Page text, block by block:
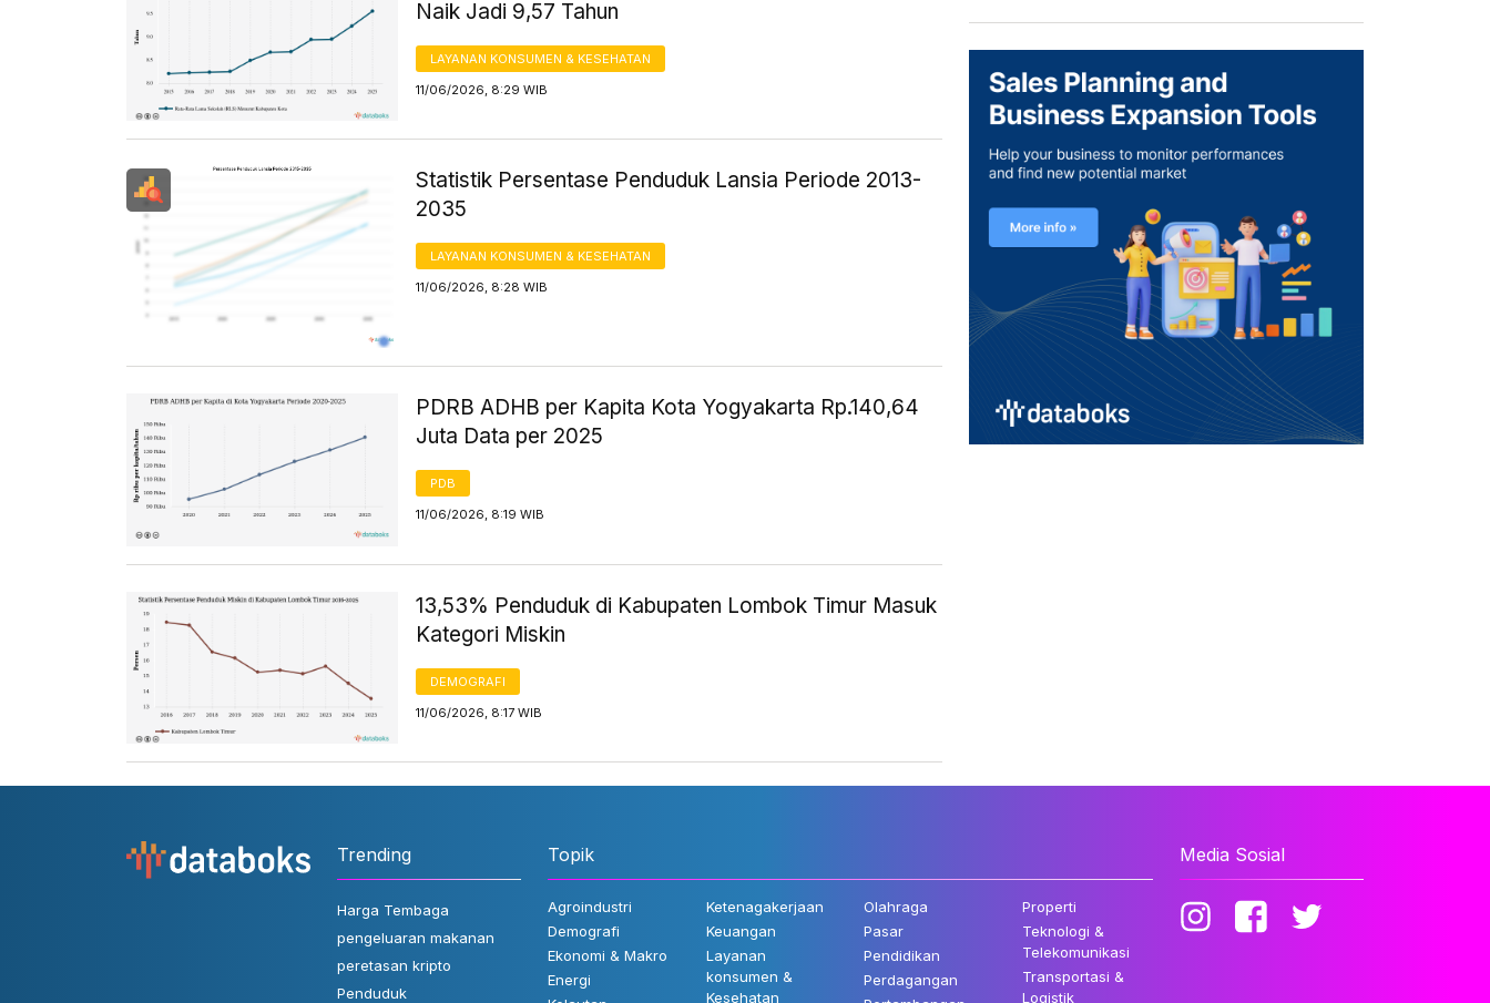
Naik Jadi 9,57 Tahun
LAYANAN KONSUMEN & KESEHATAN
11/06/2026, 8:29 WIB
Statistik Persentase Penduduk Lansia Periode 2013-
2035
LAYANAN KONSUMEN & KESEHATAN
11/06/2026, 8:28 WIB
PDRB ADHB per Kapita Kota Yogyakarta Rp.140,64
Juta Data per 2025
PDB
11/06/2026, 8:19 WIB
13,53% Penduduk di Kabupaten Lombok Timur Masuk
Kategori Miskin
DEMOGRAFI
11/06/2026, 8:17 WIB
Trending
Harga Tembaga
pengeluaran makanan
peretasan kripto
Penduduk
Topik
Agroindustri
Demografi
Ekonomi & Makro
Energi
Ketenagakerjaan
Keuangan
Layanan
konsumen &
Kesehatan
Olahraga
Pasar
Pendidikan
Perdagangan
Properti
Teknologi &
Telekomunikasi
Transportasi &
Logistik
Media Sosial